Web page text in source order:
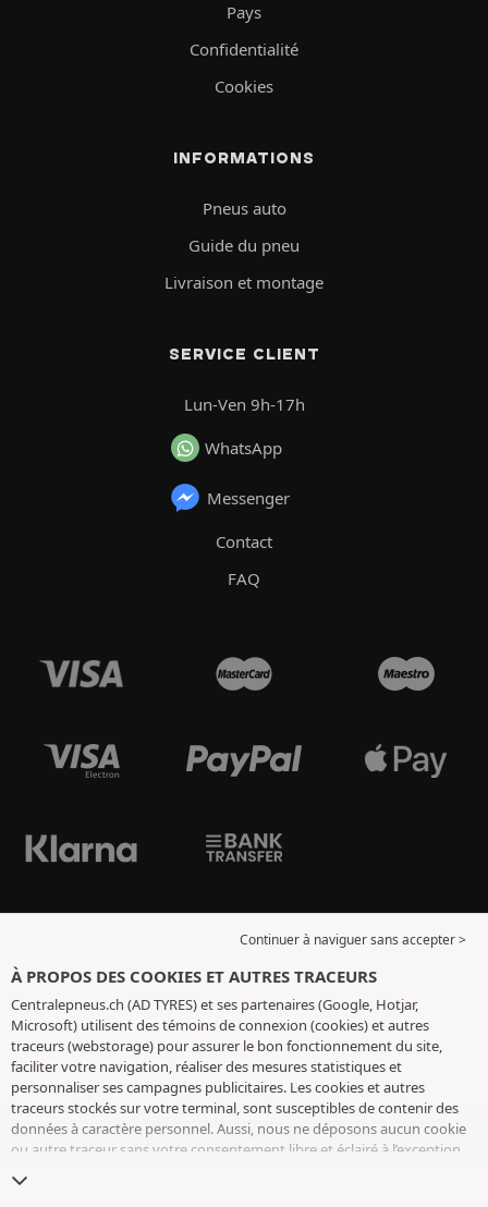
Pays
Confidentialité
Cookies
INFORMATIONS
Pneus auto
Guide du pneu
Livraison et montage
SERVICE CLIENT
Lun-Ven 9h-17h
WhatsApp
Messenger
Contact
FAQ
Continuer à naviguer sans accepter >
À PROPOS DES COOKIES ET AUTRES TRACEURS
Centralepneus.ch (AD TYRES) et ses partenaires (Google, Hotjar,
Microsoft) utilisent des témoins de connexion (cookies) et autres
traceurs (webstorage) pour assurer le bon fonctionnement du site,
faciliter votre navigation, réaliser des mesures statistiques et
personnaliser ses campagnes publicitaires. Les cookies et autres
traceurs stockés sur votre terminal, sont susceptibles de contenir des
données à caractère personnel. Aussi, nous ne déposons aucun cookie
ou autre traceur sans votre consentement libre et éclairé à l’exception
conservons votre choix pendant 6 mois. Vous pouvez retirer votre